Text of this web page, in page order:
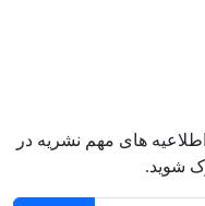
های مهم نشریه در
شوید.